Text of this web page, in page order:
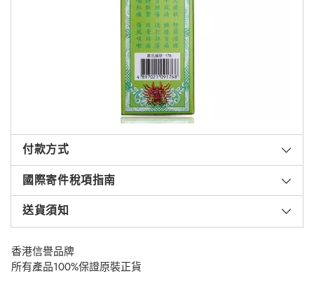
付款方式
國際寄件稅項指南
送貨須知
香港信譽品牌
所有產品100%保證原裝正貨